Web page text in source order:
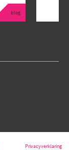
blog
Privacyverklaring